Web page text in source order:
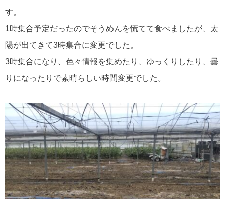
す。
1時集合予定だったのでそうめんを慌てて食べましたが、太
陽が出てきて3時集合に変更でした。
3時集合になり、色々情報を集めたり、ゆっくりしたり、曇
りになったりで素晴らしい時間変更でした。